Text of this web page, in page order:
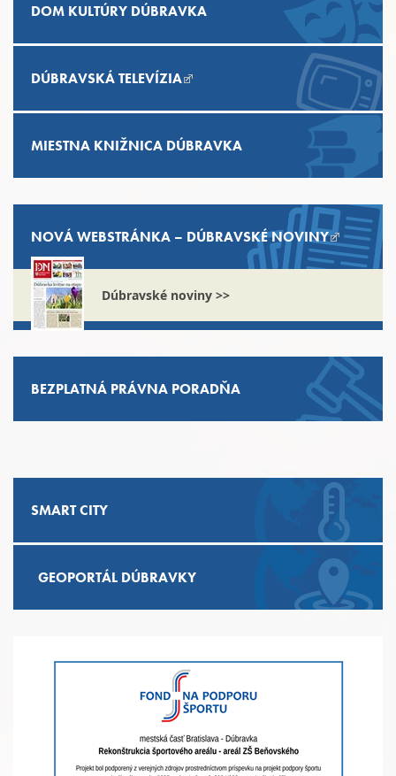
DOM KULTÚRY DÚBRAVKA
DÚBRAVSKÁ TELEVÍZIA
MIESTNA KNIŽNICA DÚBRAVKA
NOVÁ WEBSTRÁNKA – DÚBRAVSKÉ NOVINY
Dúbravské noviny >>
BEZPLATNÁ PRÁVNA PORADŇA
SMART CITY
GEOPORTÁL DÚBRAVKY